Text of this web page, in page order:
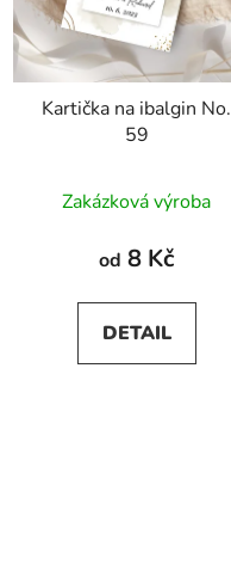
Kartička na ibalgin No.
59
Zakázková výroba
od 8 Kč
DETAIL